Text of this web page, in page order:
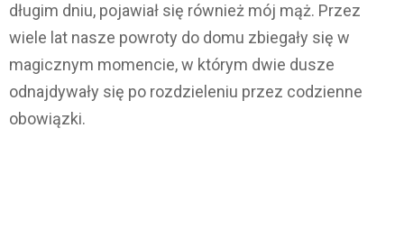
długim dniu, pojawiał się również mój mąż. Przez
wiele lat nasze powroty do domu zbiegały się w
magicznym momencie, w którym dwie dusze
odnajdywały się po rozdzieleniu przez codzienne
obowiązki.